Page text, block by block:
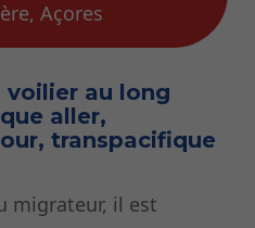
Açores
voilier au long
aller,
transpacifique
migrateur, il est